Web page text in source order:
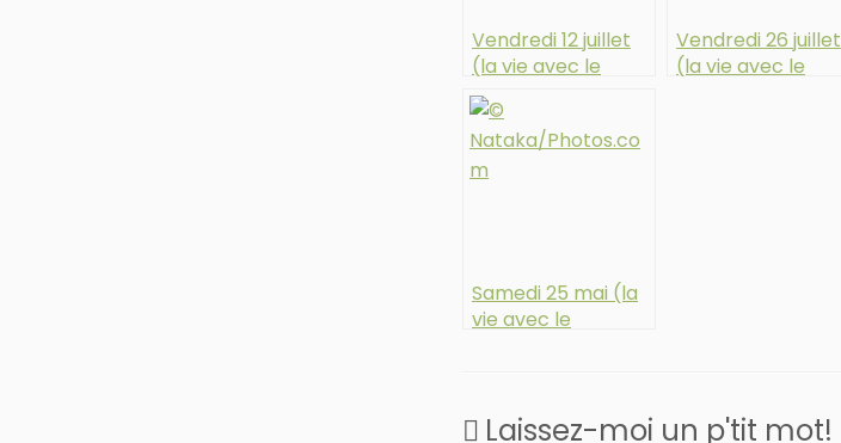
Vendredi 12 juillet
(la vie avec le
syndrome
d’Ehlers-Danlos)
Vendredi 26 juillet
(la vie avec le
Samedi 25 mai (la
vie avec le
Laissez-moi un p'tit mot!